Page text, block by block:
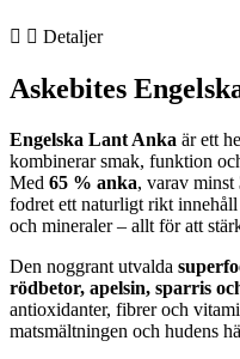
mängdDetaljer
Askebites
Engelska Lant Anka är ett
kombinerar smak, funktion
Med 65 % anka, varav minst
fodret ett naturligt rikt
och mineraler – allt för att
Den noggrant utvalda
rödbetor, apelsin, sparris
antioxidanter, fibrer och
matsmältningen och hudens